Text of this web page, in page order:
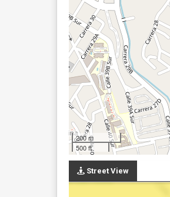
200 m
500 ft
Street View